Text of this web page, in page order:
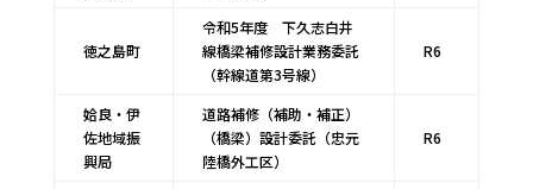
徳之島町
令和5年度 下久志白井
線橋梁補修設計業務委託
（幹線道第3号線）
R6
姶良・伊
佐地域振
興局
道路補修（補助・補正）
（橋梁）設計委託（忠元
陸橋外工区）
R6